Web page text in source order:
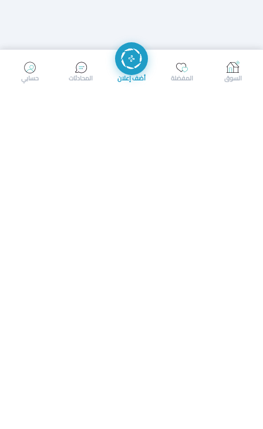
إرسال رسالة إجراء مكالمة
حسابي المحادثات أضف إعلان المفضلة السوق